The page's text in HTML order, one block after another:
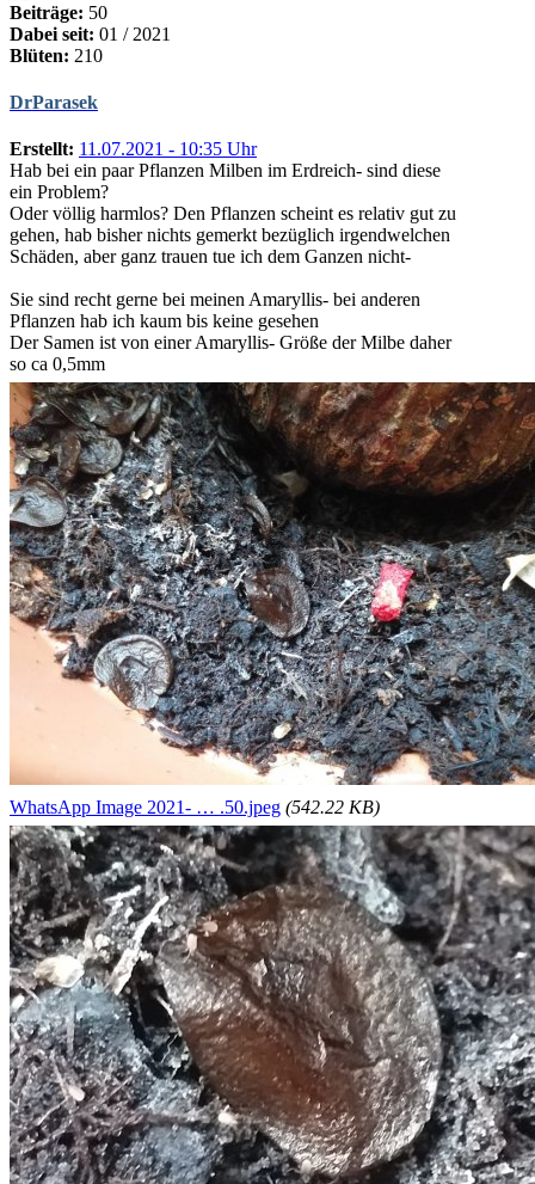
Beiträge: 50
Dabei seit: 01 / 2021
Blüten: 210
DrParasek
Erstellt: 11.07.2021 - 10:35 Uhr
Hab bei ein paar Pflanzen Milben im Erdreich- sind diese
ein Problem?
Oder völlig harmlos? Den Pflanzen scheint es relativ gut zu
gehen, hab bisher nichts gemerkt bezüglich irgendwelchen
Schäden, aber ganz trauen tue ich dem Ganzen nicht-
Sie sind recht gerne bei meinen Amaryllis- bei anderen
Pflanzen hab ich kaum bis keine gesehen
Der Samen ist von einer Amaryllis- Größe der Milbe daher
so ca 0,5mm
WhatsApp Image 2021- … .50.jpeg (542.22 KB)